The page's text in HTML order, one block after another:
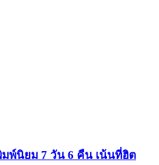
พ์นิยม 7 วัน 6 คืน เน้นที่ฮิต